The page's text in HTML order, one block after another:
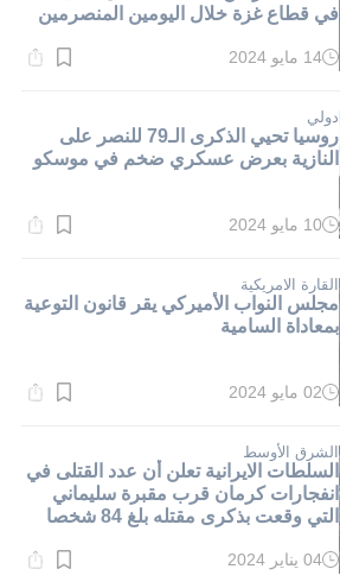
في قطاع غزة خلال اليومين المنصرمين
وقت
دقيقة.
14 مايو 2024
دولي
روسيا تحيي الذكرى الـ79 للنصر على
النازية بعرض عسكري ضخم في موسكو
وقت
دقيقة.
10 مايو 2024
القارة الامريكية
مجلس النواب الأميركي يقر قانون التوعية
بمعاداة السامية
وقت
دقيقة.
02 مايو 2024
الشرق الأوسط
السلطات الايرانية تعلن أن عدد القتلى في
انفجارات كرمان قرب مقبرة سليماني
التي وقعت بذكرى مقتله بلغ 84 شخصا
وقت
04 يناير 2024